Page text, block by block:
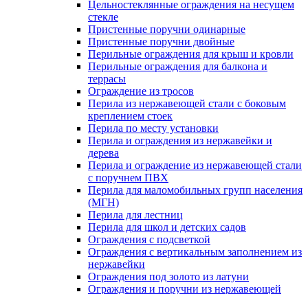
Цельностеклянные ограждения на несущем
стекле
Пристенные поручни одинарные
Пристенные поручни двойные
Перильные ограждения для крыш и кровли
Перильные ограждения для балкона и
террасы
Ограждение из тросов
Перила из нержавеющей стали с боковым
креплением стоек
Перила по месту установки
Перила и ограждения из нержавейки и
дерева
Перила и ограждение из нержавеющей стали
с поручнем ПВХ
Перила для маломобильных групп населения
(МГН)
Перила для лестниц
Перила для школ и детских садов
Ограждения с подсветкой
Ограждения с вертикальным заполнением из
нержавейки
Ограждения под золото из латуни
Ограждения и поручни из нержавеющей